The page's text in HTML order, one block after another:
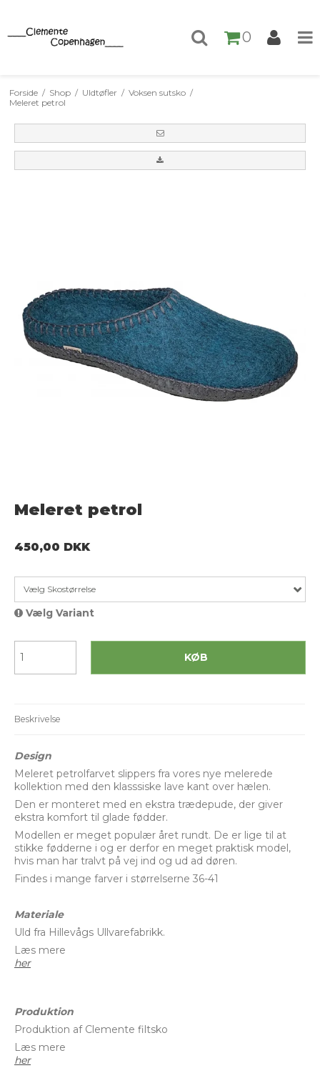
0
Forside / Shop / Uldtøfler / Voksen sutsko /
Meleret petrol
Meleret petrol
450,00 DKK
Vælg Skostørrelse
Vælg Variant
KØB
Beskrivelse
Design
Meleret petrolfarvet slippers fra vores nye melerede
kollektion med den klasssiske lave kant over hælen.
Den er monteret med en ekstra trædepude, der giver
ekstra komfort til glade fødder.
Modellen er meget populær året rundt. De er lige til at
stikke fødderne i og er derfor en meget praktisk model,
hvis man har tralvt på vej ind og ud ad døren.
Findes i mange farver i størrelserne 36-41
Materiale
Uld fra Hillevågs Ullvarefabrikk.
Læs mere
her
Produktion
Produktion af Clemente filtsko
Læs mere
her